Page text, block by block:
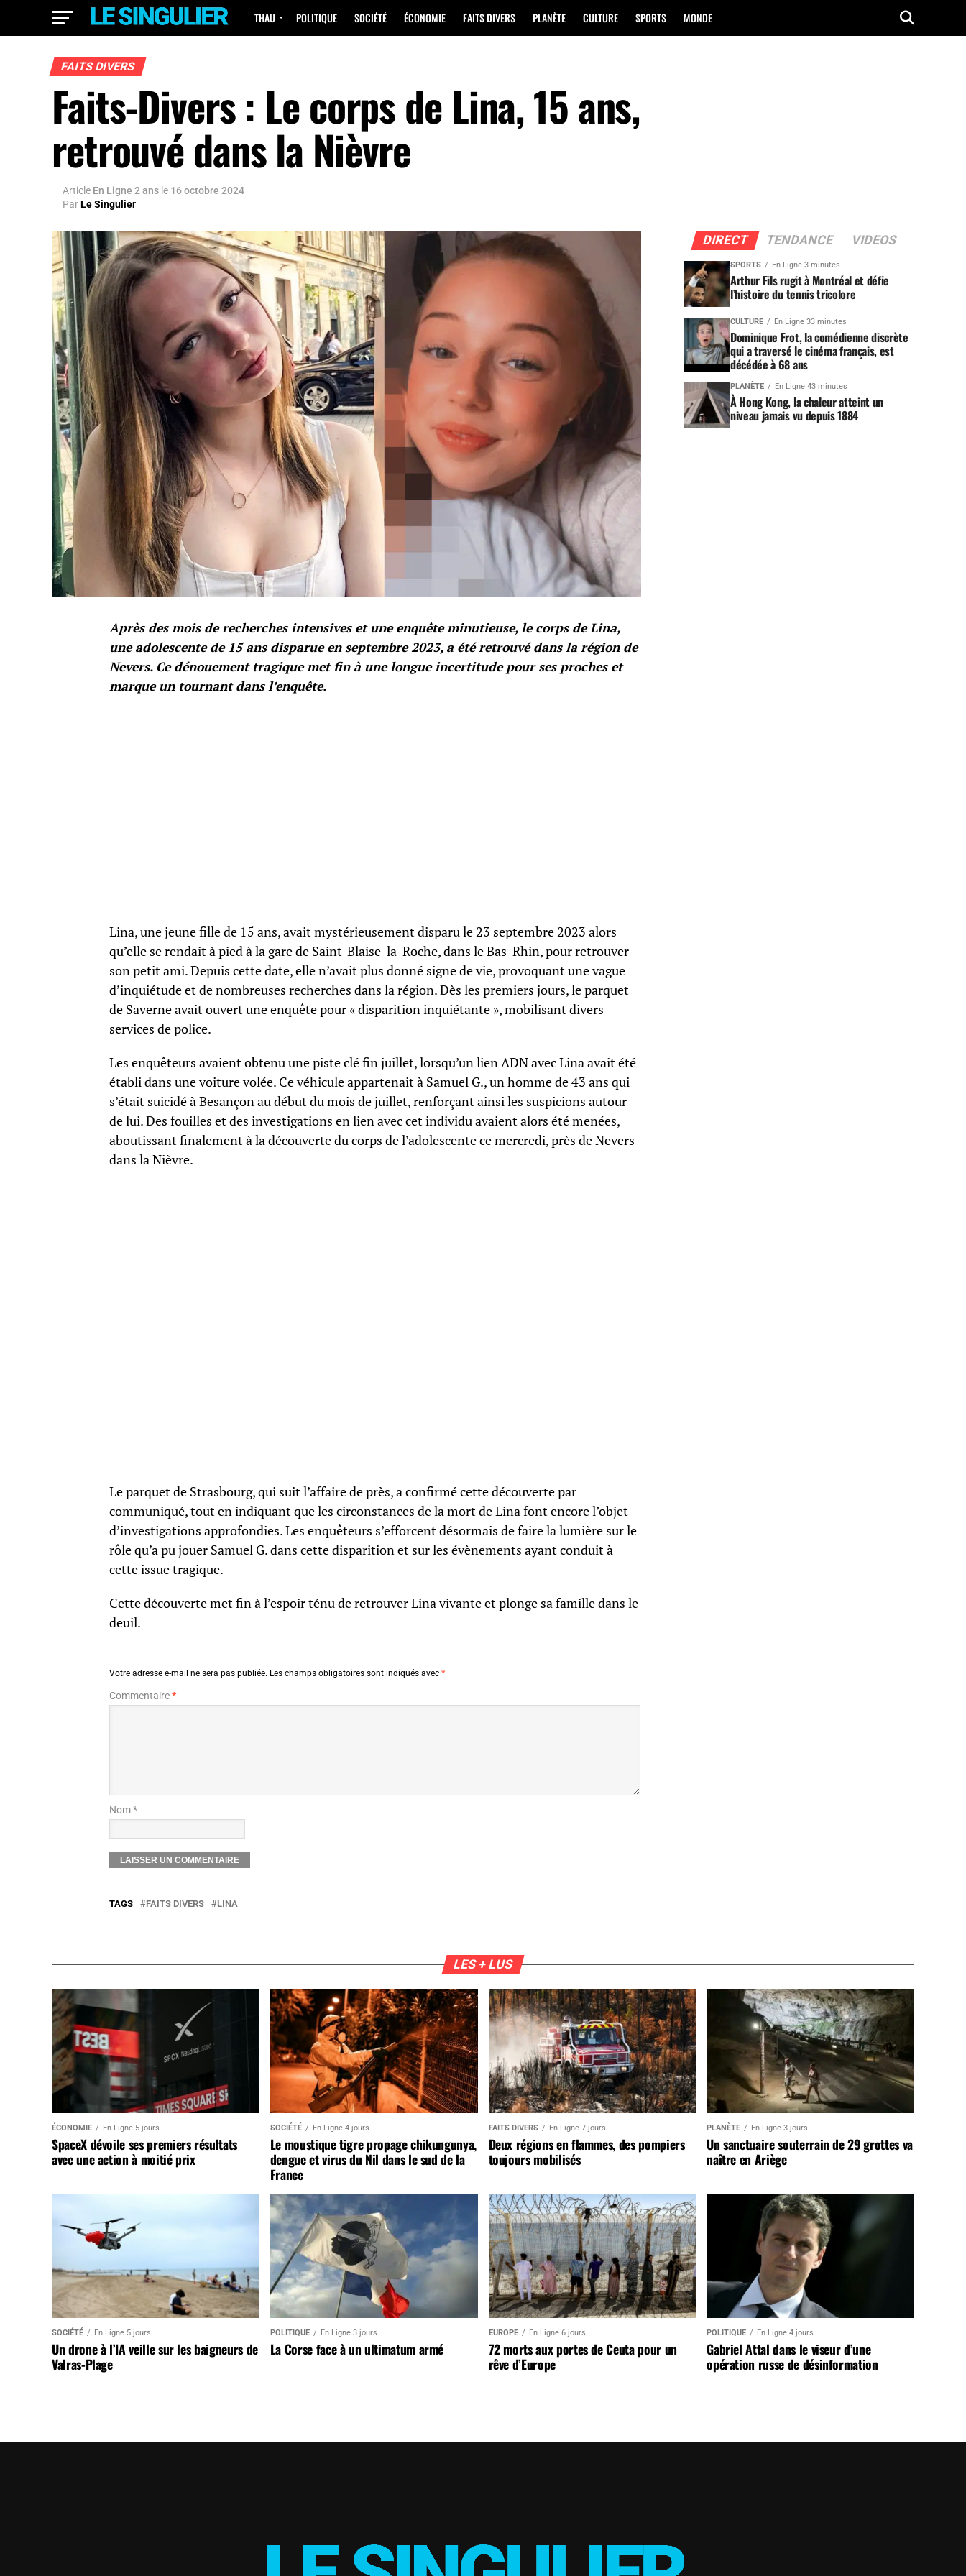
THAU POLITIQUE SOCIÉTÉ ÉCONOMIE FAITS DIVERS PLANÈTE CULTURE SPORTS MONDE
FAITS DIVERS
Faits-Divers : Le corps de Lina, 15 ans,
retrouvé dans la Nièvre
Article En Ligne 2 ans le 16 octobre 2024
ParLe Singulier
Après des mois de recherches intensives et une enquête minutieuse, le corps de Lina,
une adolescente de 15 ans disparue en septembre 2023, a été retrouvé dans la région de
Nevers. Ce dénouement tragique met fin à une longue incertitude pour ses proches et
marque un tournant dans l’enquête.
Lina, une jeune fille de 15 ans, avait mystérieusement disparu le 23 septembre 2023 alors
qu’elle se rendait à pied à la gare de Saint-Blaise-la-Roche, dans le Bas-Rhin, pour retrouver
son petit ami. Depuis cette date, elle n’avait plus donné signe de vie, provoquant une vague
d’inquiétude et de nombreuses recherches dans la région. Dès les premiers jours, le parquet
de Saverne avait ouvert une enquête pour « disparition inquiétante », mobilisant divers
services de police.
Les enquêteurs avaient obtenu une piste clé fin juillet, lorsqu’un lien ADN avec Lina avait été
établi dans une voiture volée. Ce véhicule appartenait à Samuel G., un homme de 43 ans qui
s’était suicidé à Besançon au début du mois de juillet, renforçant ainsi les suspicions autour
de lui. Des fouilles et des investigations en lien avec cet individu avaient alors été menées,
aboutissant finalement à la découverte du corps de l’adolescente ce mercredi, près de Nevers
dans la Nièvre.
Le parquet de Strasbourg, qui suit l’affaire de près, a confirmé cette découverte par
communiqué, tout en indiquant que les circonstances de la mort de Lina font encore l’objet
d’investigations approfondies. Les enquêteurs s’efforcent désormais de faire la lumière sur le
rôle qu’a pu jouer Samuel G. dans cette disparition et sur les évènements ayant conduit à
cette issue tragique.
Cette découverte met fin à l’espoir ténu de retrouver Lina vivante et plonge sa famille dans le
deuil.
Votre adresse e-mail ne sera pas publiée. Les champs obligatoires sont indiqués avec *
Commentaire*
Nom *
TAGS FAITS DIVERS LINA
DIRECT TENDANCE VIDEOS
SPORTS En Ligne 3 minutes
Arthur Fils rugit à Montréal et défie
l’histoire du tennis tricolore
CULTURE En Ligne 33 minutes
Dominique Frot, la comédienne discrète
qui a traversé le cinéma français, est
décédée à 68 ans
PLANÈTE En Ligne 43 minutes
À Hong Kong, la chaleur atteint un
niveau jamais vu depuis 1884
LES + LUS
ÉCONOMIE En Ligne 5 jours
SpaceX dévoile ses premiers résultats
avec une action à moitié prix
SOCIÉTÉ En Ligne 4 jours
Le moustique tigre propage chikungunya,
dengue et virus du Nil dans le sud de la
France
FAITS DIVERS En Ligne 7 jours
Deux régions en flammes, des pompiers
toujours mobilisés
PLANÈTE En Ligne 3 jours
Un sanctuaire souterrain de 29 grottes va
naître en Ariège
SOCIÉTÉ En Ligne 5 jours
Un drone à l’IA veille sur les baigneurs de
Valras-Plage
POLITIQUE En Ligne 3 jours
La Corse face à un ultimatum armé
EUROPE En Ligne 6 jours
72 morts aux portes de Ceuta pour un
rêve d’Europe
POLITIQUE En Ligne 4 jours
Gabriel Attal dans le viseur d’une
opération russe de désinformation